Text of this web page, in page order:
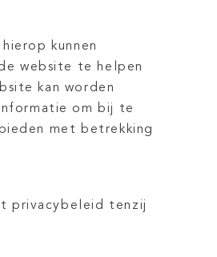
kunnen
website te helpen
kan worden
om bij te
met betrekking
privacybeleid tenzij